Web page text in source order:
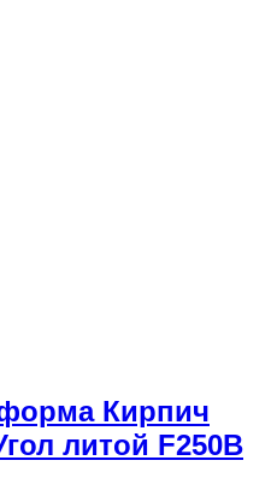
Кирпич
литой F250B